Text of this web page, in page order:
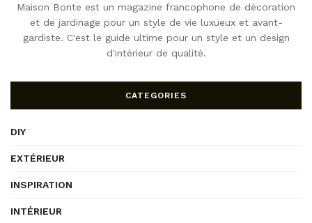
Maison Bonte est un magazine francophone de décoration
et de jardinage pour un style de vie luxueux et avant-
gardiste. C'est le guide ultime pour un style et un design
d'intérieur de qualité.
CATEGORIES
DIY
EXTÉRIEUR
INSPIRATION
INTÉRIEUR